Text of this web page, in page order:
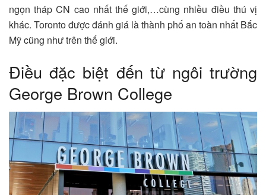
ngọn tháp CN cao nhất thế giới,…cùng nhiều điều thú vị
khác. Toronto được đánh giá là thành phố an toàn nhất Bắc
Mỹ cũng như trên thế giới.
Điều đặc biệt đến từ ngôi trường
George Brown College